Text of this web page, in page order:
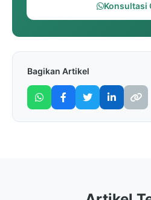
Konsultasi
Bagikan Artikel